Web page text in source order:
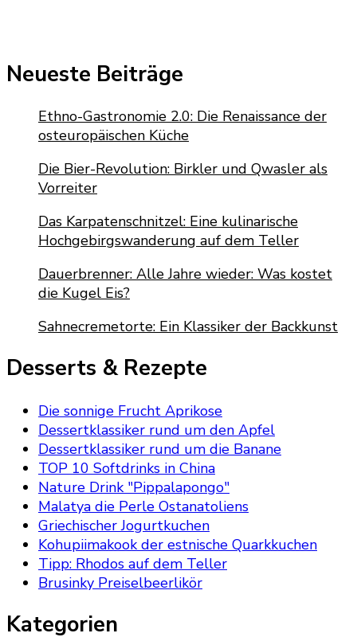
Neueste Beiträge
Ethno-Gastronomie 2.0: Die Renaissance der
osteuropäischen Küche
Die Bier-Revolution: Birkler und Qwasler als
Vorreiter
Das Karpatenschnitzel: Eine kulinarische
Hochgebirgswanderung auf dem Teller
Dauerbrenner: Alle Jahre wieder: Was kostet
die Kugel Eis?
Sahnecremetorte: Ein Klassiker der Backkunst
Desserts & Rezepte
Die sonnige Frucht Aprikose
Dessertklassiker rund um den Apfel
Dessertklassiker rund um die Banane
TOP 10 Softdrinks in China
Nature Drink "Pippalapongo"
Malatya die Perle Ostanatoliens
Griechischer Jogurtkuchen
Kohupiimakook der estnische Quarkkuchen
Tipp: Rhodos auf dem Teller
Brusinky Preiselbeerlikör
Kategorien